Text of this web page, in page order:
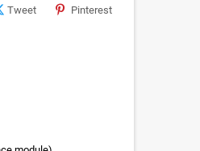
Tweet Pinterest